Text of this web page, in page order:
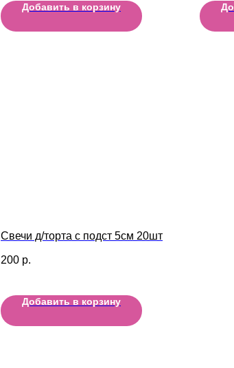
Добавить в корзину
Свечи д/торта с подст 5см 20шт
200 р.
Добавить в корзину